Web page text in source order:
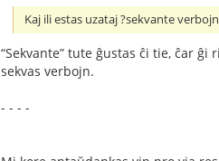
Kaj ili estas uzataj ?sekvante
“Sekvante” tute ĝustas ĉi tie, ĉar ĝi
sekvas verbojn.
- - - -